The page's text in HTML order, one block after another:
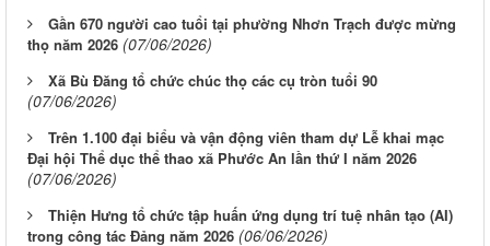
Gần 670 người cao tuổi tại phường Nhơn Trạch được mừng
thọ năm 2026 (07/06/2026)
Xã Bù Đăng tổ chức chúc thọ các cụ tròn tuổi 90
(07/06/2026)
Trên 1.100 đại biểu và vận động viên tham dự Lễ khai mạc
Đại hội Thể dục thể thao xã Phước An lần thứ I năm 2026
(07/06/2026)
Thiện Hưng tổ chức tập huấn ứng dụng trí tuệ nhân tạo (AI)
trong công tác Đảng năm 2026 (06/06/2026)